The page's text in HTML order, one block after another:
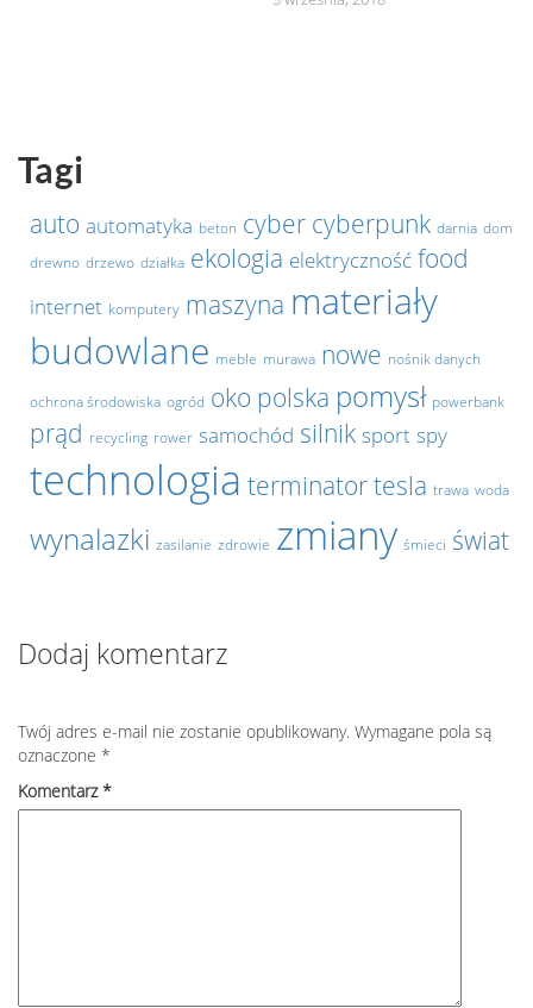
Tagi
auto automatyka beton cyber cyberpunk darnia dom
drewno drzewo działka ekologia elektryczność food
internet komputery maszyna materiały
budowlane meble murawa nowe nośnik danych
ochrona środowiska ogród oko polska pomysł powerbank
prąd recycling rower samochód silnik sport spy
technologia terminatortesla trawa woda
wynalazki zasilanie zdrowie zmiany śmieci świat
Dodaj komentarz
Twój adres e-mail nie zostanie opublikowany. Wymagane pola są
oznaczone *
Komentarz*